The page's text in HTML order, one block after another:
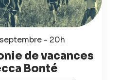
- 20h
de vacances
Bonté